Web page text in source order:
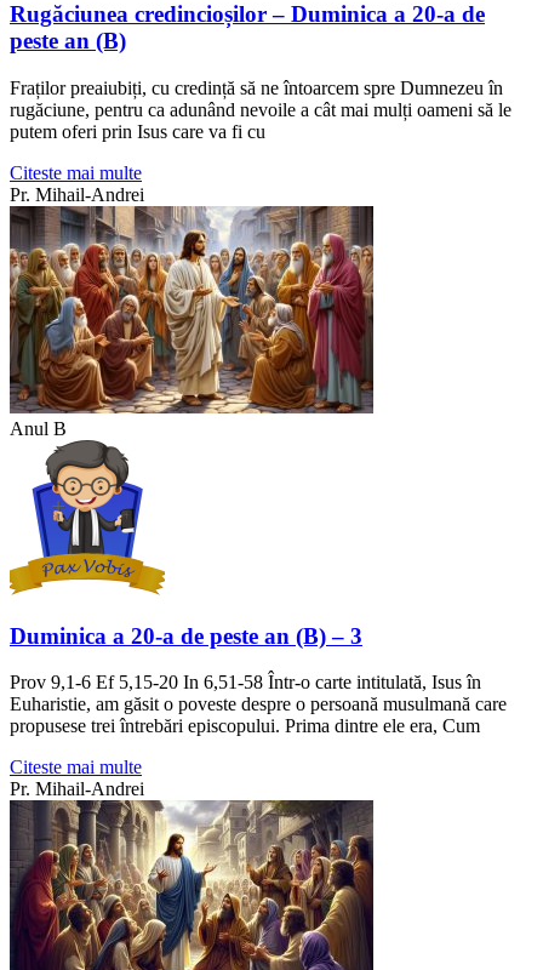
Rugăciunea credincioșilor – Duminica a 20-a de
peste an (B)
Fraților preaiubiți, cu credință să ne întoarcem spre Dumnezeu în
rugăciune, pentru ca adunând nevoile a cât mai mulți oameni să le
putem oferi prin Isus care va fi cu
Citeste mai multe
Pr. Mihail-Andrei
Anul B
Duminica a 20-a de peste an (B) – 3
Prov 9,1-6 Ef 5,15-20 In 6,51-58 Într-o carte intitulată, Isus în
Euharistie, am găsit o poveste despre o persoană musulmană care
propusese trei întrebări episcopului. Prima dintre ele era, Cum
Citeste mai multe
Pr. Mihail-Andrei